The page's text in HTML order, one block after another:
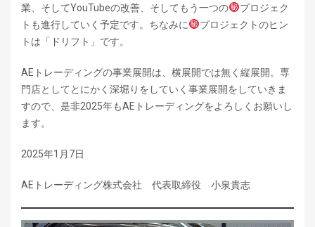
業、そしてYouTubeの改善、そしてもう一つの
プロジェク
トも進行していく予定です。ちなみに
プロジェクトのヒン
トは「ドリフト」です。
AEトレーディングの事業展開は、横展開では無く縦展開。専
門店としてとにかく深堀りをしていく事業展開をしていきま
すので、是非2025年もAEトレーディングをよろしくお願いし
ます。
2025年1月7日
AEトレーディング株式会社 代表取締役 小泉貴志